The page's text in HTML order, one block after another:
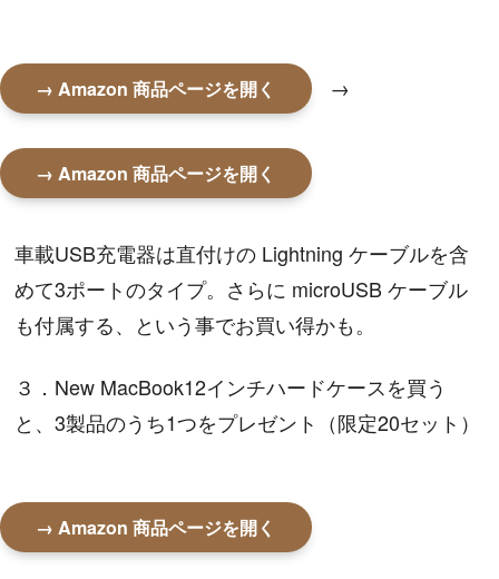
→ Amazon 商品ページを開く →
→ Amazon 商品ページを開く
車載USB充電器は直付けの Lightning ケーブルを含
めて3ポートのタイプ。さらに microUSB ケーブル
も付属する、という事でお買い得かも。
３．New MacBook12インチハードケースを買う
と、3製品のうち1つをプレゼント（限定20セット）
→ Amazon 商品ページを開く